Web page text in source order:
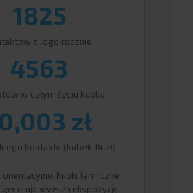
1825
z logo rocznie
4563
w całym życiu kubka
zł
kontaktu (kubek 14 zł)
orientacyjne. Kubki termiczne
generują wyższą ekspozycję